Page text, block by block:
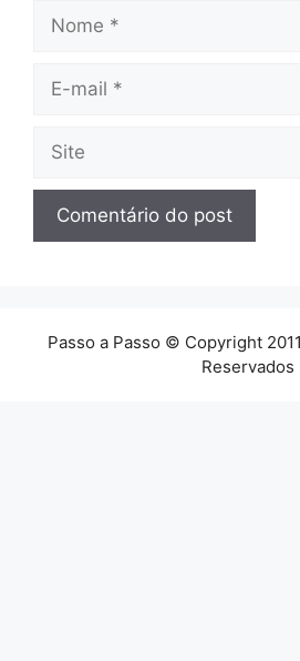
Nome
Site
Passo a Passo © Copyright
Reservados